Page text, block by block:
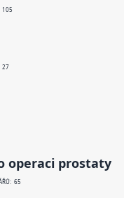
105
27
operaci prostaty
65